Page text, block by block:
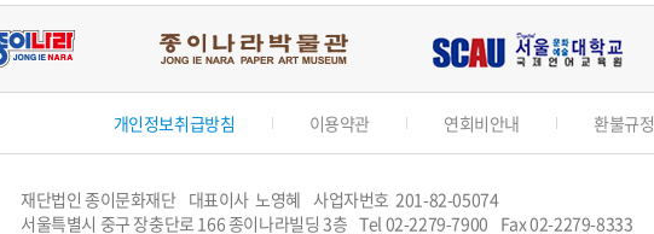
개인정보취급방침 이용약관 연회비안내 환불규정
재단법인 종이문화재단 대표이사 노영혜 사업자번호 201-82-05074
주
서울특별시 중구 장충단로 166 종이나라빌딩 3층 Tel 02-2279-7900 Fax 02-2279-8333